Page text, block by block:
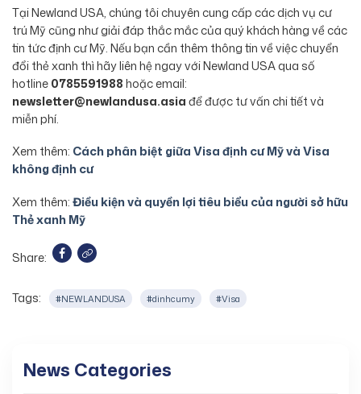
Tại Newland USA, chúng tôi chuyên cung cấp các dịch vụ cư
trú Mỹ cũng như giải đáp thắc mắc của quý khách hàng về các
tin tức định cư Mỹ. Nếu bạn cần thêm thông tin về việc chuyển
đổi thẻ xanh thì hãy liên hệ ngay với Newland USA qua số
hotline0785591988hoặc email:
newsletter@newlandusa.asiađể được tư vấn chi tiết và
miễn phí.
Xem thêm: Cách phân biệt giữa Visa định cư Mỹ và Visa
không định cư
Xem thêm:Điều kiện và quyền lợi tiêu biểu của người sở hữu
Thẻ xanh Mỹ
Share:
Tags: #NEWLANDUSA #dinhcumy #Visa
News Categories